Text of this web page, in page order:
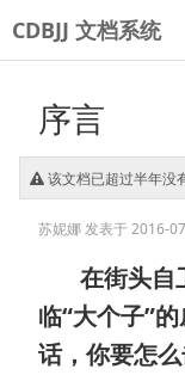
CDBJJ 文档系统
序言
该文档已超过半年没
苏妮娜发表于 2016-
在街头自
临“大个子”
话，你要怎